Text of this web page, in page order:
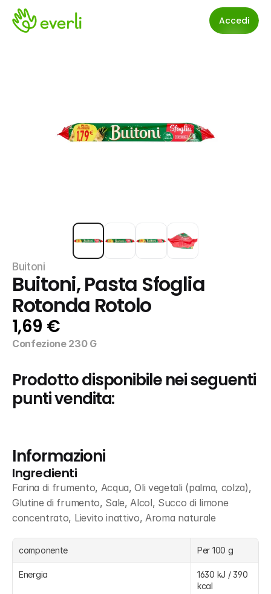
Accedi
Buitoni
Buitoni, Pasta Sfoglia
Rotonda Rotolo
1,69 €
Confezione 230 G
Prodotto disponibile nei seguenti
punti vendita:
Informazioni
Ingredienti
Farina di frumento, Acqua, Oli vegetali (palma, colza),
Glutine di frumento, Sale, Alcol, Succo di limone
concentrato, Lievito inattivo, Aroma naturale
componente Per 100 g
Energia
1630 kJ / 390
kcal